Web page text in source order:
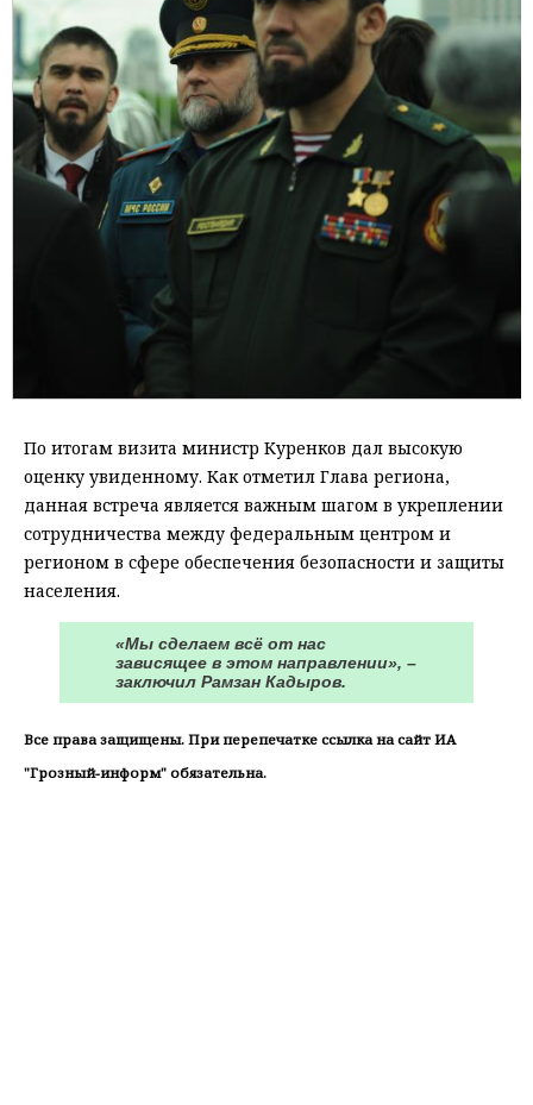
По итогам визита министр Куренков дал высокую
оценку увиденному. Как отметил Глава региона,
данная встреча является важным шагом в укреплении
сотрудничества между федеральным центром и
регионом в сфере обеспечения безопасности и защиты
населения.
«Мы сделаем всё от нас
зависящее в этом направлении», –
заключил Рамзан Кадыров.
Все права защищены. При перепечатке ссылка на сайт ИА
"Грозный-информ" обязательна.